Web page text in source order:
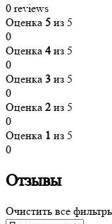
0 reviews
Оценка 5 из 5
0
Оценка 4из 5
0
Оценка 3 из 5
0
Оценка 2 из 5
0
Оценка 1 из 5
0
Отзывы
Очистить все